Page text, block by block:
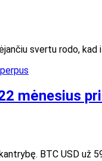
svertu rodo,
mėnesius
BTC USD už